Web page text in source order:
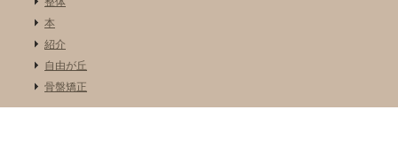
本
紹介
自由が丘
骨盤矯正